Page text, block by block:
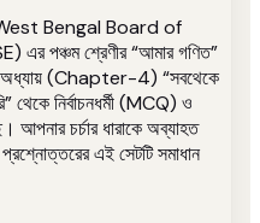
বা West Bengal Board of
পঞ্চম শ্রেণীর “আমার গণিত”
অধ্যায় (Chapter-4) “সবথেকে
থেকে নির্বাচনধর্মী (MCQ) ও
চর্চার ধারাকে অব্যাহত
এই সেটটি সমাধান